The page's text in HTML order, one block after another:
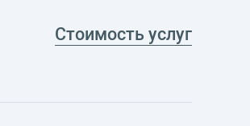
Стоимость услуг